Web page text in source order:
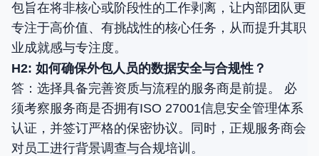
包旨在将非核心或阶段性的工作剥离，让内部团队更
专注于高价值、有挑战性的核心任务，从而提升其职
业成就感与专注度。
H2: 如何确保外包人员的数据安全与合规性？
答：选择具备完善资质与流程的服务商是前提。 必
须考察服务商是否拥有ISO 27001信息安全管理体系
认证，并签订严格的保密协议。同时，正规服务商会
对员工进行背景调查与合规培训。